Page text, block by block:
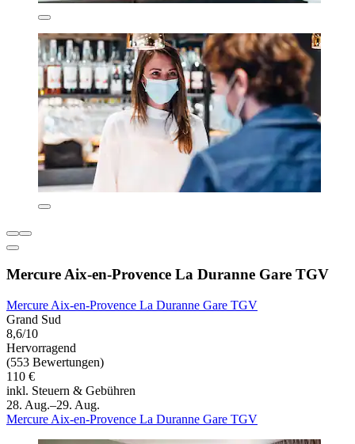
Mercure Aix-en-Provence La Duranne Gare TGV
Mercure Aix-en-Provence La Duranne Gare TGV
Grand Sud
8,6/10
Hervorragend
(553 Bewertungen)
110 €
inkl. Steuern & Gebühren
28. Aug.–29. Aug.
Mercure Aix-en-Provence La Duranne Gare TGV